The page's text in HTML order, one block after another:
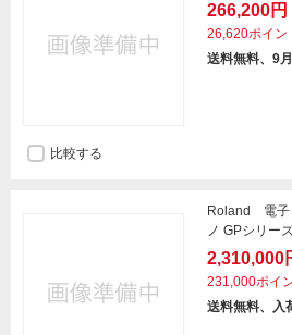
266,200円
26,620ポイン
送料無料、9
比較する
Roland 電子
ノ GPシリー
2,310,000
231,000ポイ
送料無料、入